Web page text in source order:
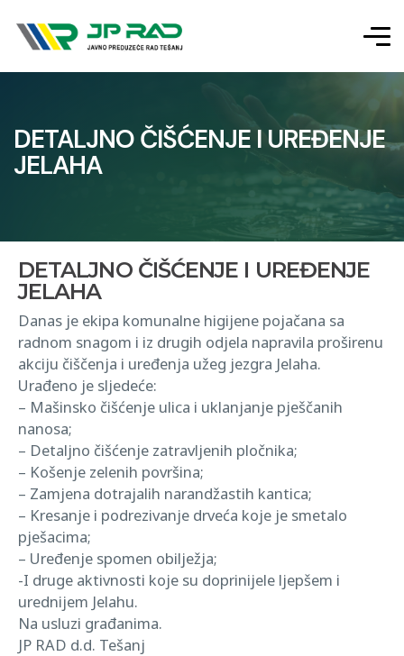
DETALJNO ČIŠĆENJE I UREĐENJE
JELAHA
DETALJNO ČIŠĆENJE I UREĐENJE
JELAHA
Danas je ekipa komunalne higijene pojačana sa
radnom snagom i iz drugih odjela napravila proširenu
akciju čiščenja i uređenja užeg jezgra Jelaha.
Urađeno je sljedeće:
– Mašinsko čišćenje ulica i uklanjanje pješčanih
nanosa;
– Detaljno čišćenje zatravljenih pločnika;
– Košenje zelenih površina;
– Zamjena dotrajalih narandžastih kantica;
– Kresanje i podrezivanje drveća koje je smetalo
pješacima;
– Uređenje spomen obilježja;
-I druge aktivnosti koje su doprinijele ljepšem i
urednijem Jelahu.
Na usluzi građanima.
JP RAD d.d. Tešanj